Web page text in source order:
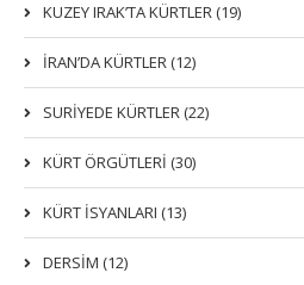
KUZEY IRAK’TA KÜRTLER (19)
İRAN’DA KÜRTLER (12)
SURİYEDE KÜRTLER (22)
KÜRT ÖRGÜTLERİ (30)
KÜRT İSYANLARI (13)
DERSIM (12)